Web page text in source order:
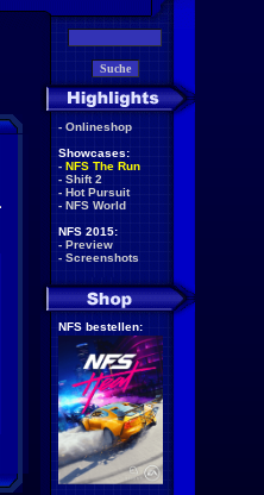
- Onlineshop
Showcases:
- NFS The Run
- Shift 2
- Hot Pursuit
- NFS World
NFS 2015:
- Preview
- Screenshots
NFS bestellen: